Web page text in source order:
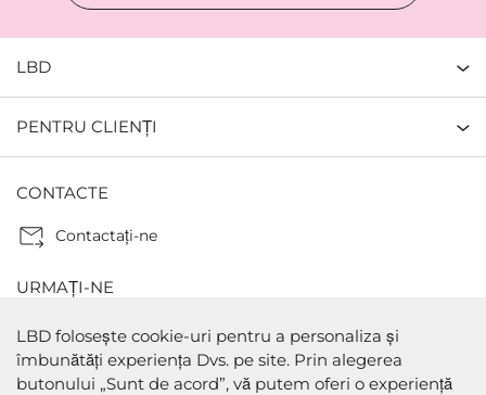
LBD
PENTRU CLIENȚI
CONTACTE
Contactaţi-ne
URMAȚI-NE
METODE DE PLATA
LBD folosește cookie-uri pentru a personaliza și
îmbunătăți experiența Dvs. pe site. Prin alegerea
butonului „Sunt de acord”, vă putem oferi o experiență